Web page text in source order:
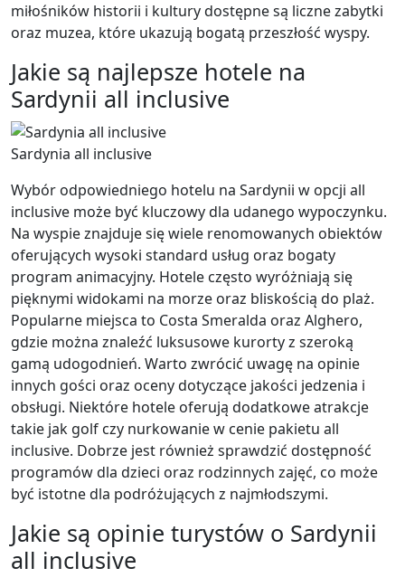
miłośników historii i kultury dostępne są liczne zabytki
oraz muzea, które ukazują bogatą przeszłość wyspy.
Jakie są najlepsze hotele na
Sardynii all inclusive
Sardynia all inclusive
Wybór odpowiedniego hotelu na Sardynii w opcji all
inclusive może być kluczowy dla udanego wypoczynku.
Na wyspie znajduje się wiele renomowanych obiektów
oferujących wysoki standard usług oraz bogaty
program animacyjny. Hotele często wyróżniają się
pięknymi widokami na morze oraz bliskością do plaż.
Popularne miejsca to Costa Smeralda oraz Alghero,
gdzie można znaleźć luksusowe kurorty z szeroką
gamą udogodnień. Warto zwrócić uwagę na opinie
innych gości oraz oceny dotyczące jakości jedzenia i
obsługi. Niektóre hotele oferują dodatkowe atrakcje
takie jak golf czy nurkowanie w cenie pakietu all
inclusive. Dobrze jest również sprawdzić dostępność
programów dla dzieci oraz rodzinnych zajęć, co może
być istotne dla podróżujących z najmłodszymi.
Jakie są opinie turystów o Sardynii
all inclusive